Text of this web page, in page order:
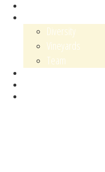
Diversity
Vineyards
Team